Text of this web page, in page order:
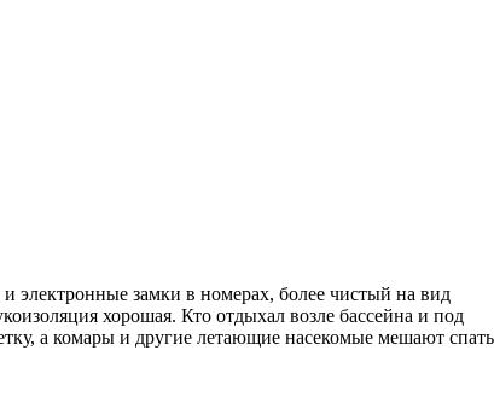
электронные замки в номерах, более чистый на вид
хорошая. Кто отдыхал возле бассейна и под
а комары и другие летающие насекомые мешают спать